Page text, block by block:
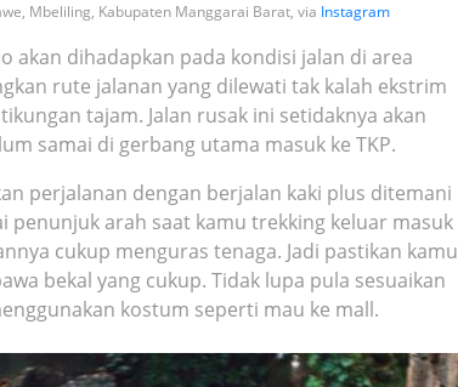
Mbeliling, Kabupaten Manggarai Barat, via Instagram
akan dihadapkan pada kondisi jalan di area
rute jalanan yang dilewati tak kalah ekstrim
tajam. Jalan rusak ini setidaknya akan
samai di gerbang utama masuk ke TKP.
perjalanan dengan berjalan kaki plus ditemani
penunjuk arah saat kamu trekking keluar masuk
cukup menguras tenaga. Jadi pastikan kamu
bekal yang cukup. Tidak lupa pula sesuaikan
kostum seperti mau ke mall.